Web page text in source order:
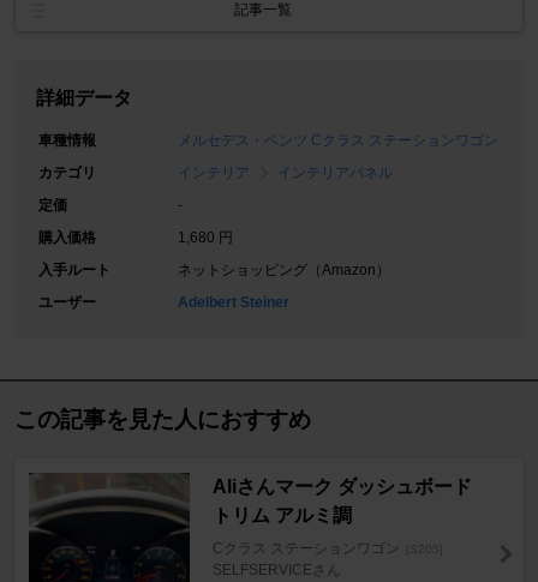
記事一覧
詳細データ
車種情報
メルセデス・ベンツ Cクラス ステーションワゴン
カテゴリ
インテリア
インテリアパネル
定価
-
購入価格
1,680 円
入手ルート
ネットショッピング（Amazon）
ユーザー
Adelbert Steiner
この記事を見た人におすすめ
Aliさんマーク ダッシュボード
トリム アルミ調
Cクラス ステーションワゴン [S205]
SELFSERVICEさん